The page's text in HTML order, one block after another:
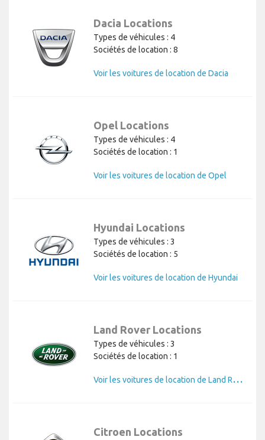
Dacia Locations
Types de véhicules : 4
Sociétés de location : 8
Voir les voitures de location de Dacia
Opel Locations
Types de véhicules : 4
Sociétés de location : 1
Voir les voitures de location de Opel
Hyundai Locations
Types de véhicules : 3
Sociétés de location : 5
Voir les voitures de location de Hyundai
Land Rover Locations
Types de véhicules : 3
Sociétés de location : 1
V
oir les voitures de location de Land Rover
Citroen Locations